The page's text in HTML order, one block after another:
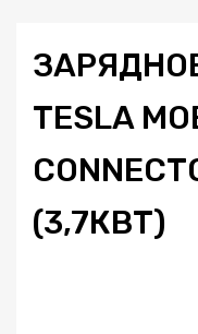
TESLA
(3,7КВТ)